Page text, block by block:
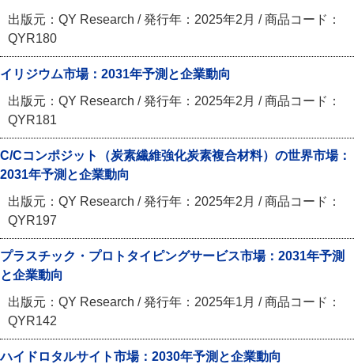
出版元：QY Research / 発行年：2025年2月 / 商品コード：
QYR180
イリジウム市場：2031年予測と企業動向
出版元：QY Research / 発行年：2025年2月 / 商品コード：
QYR181
C/Cコンポジット（炭素繊維強化炭素複合材料）の世界市場：
2031年予測と企業動向
出版元：QY Research / 発行年：2025年2月 / 商品コード：
QYR197
プラスチック・プロトタイピングサービス市場：2031年予測
と企業動向
出版元：QY Research / 発行年：2025年1月 / 商品コード：
QYR142
ハイドロタルサイト市場：2030年予測と企業動向